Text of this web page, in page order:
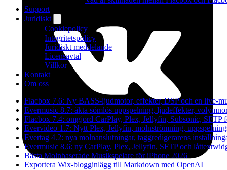
Support
Juridiskt
Cookiepolicy
Integritetspolicy
Juridiskt meddelande
Licensavtal
Villkor
Kontakt
Om oss
Flacbox 7.6: Ny BASS-ljudmotor, effekter, DSP och en live-
Evermusic 8.7: äkta sömlös uppspelning, ljudeffekter,
Flacbox 7.4: omgjord CarPlay, Plex, Jellyfin, Subsonic, SFTP
Evervideo 1.7: Nytt Plex, Jellyfin, molnströmning,
Evertag 4.2: nya molnanslutningar, taggredigerarens
Evermusic 8.6: ny CarPlay, Plex, Jellyfin, SFTP och
Bästa Molnbaserade Musikspelare för iPhone 2026
Exportera Wix-blogginlägg till Markdown med OpenAI